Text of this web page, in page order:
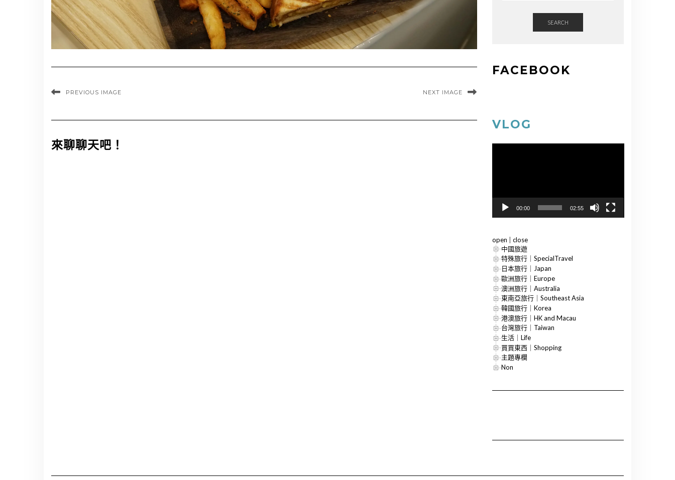
PREVIOUS IMAGE NEXT IMAGE
來聊聊天吧！
SEARCH
FACEBOOK
VLOG
00:00 02:55
open
close
中國旅遊
特殊旅行｜SpecialTravel
日本旅行｜Japan
歐洲旅行｜Europe
澳洲旅行｜Australia
東南亞旅行｜Southeast Asia
韓國旅行｜Korea
港澳旅行｜HK and Macau
台灣旅行｜Taiwan
生活｜Life
買買東西｜Shopping
主題專欄
Non